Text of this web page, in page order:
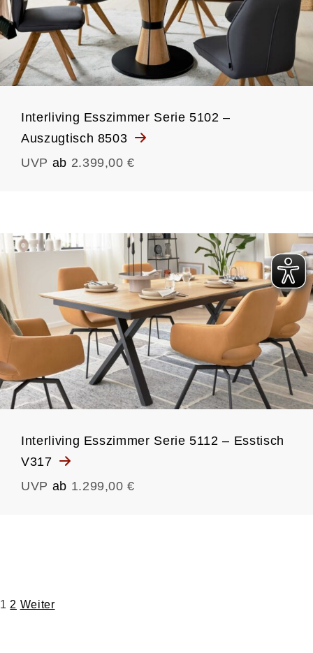
Interliving Esszimmer Serie 5102 –
Auszugtisch 8503
UVP ab 2.399,00 €
Interliving Esszimmer Serie 5112 – Esstisch
V317
UVP ab 1.299,00 €
Seitennummerierung
1 2 Weiter